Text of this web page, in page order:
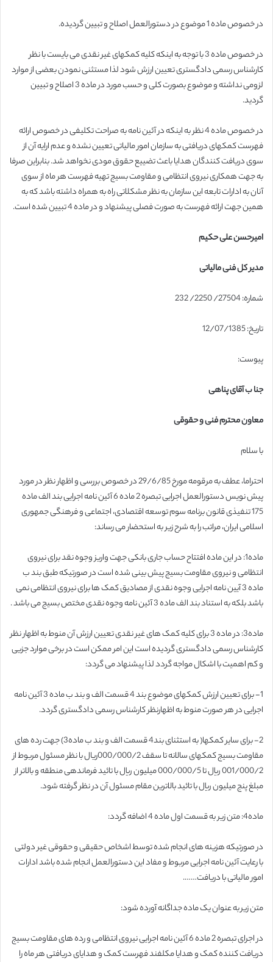
در خصوص ماده 1 موضوع در دستورالعمل اصلاح و تبیین گردیده.
در خصوص ماده 3 با توجه به اینکه کلیه کمکهای غیر نقدی می بایست با نظر
کارشناس رسمی دادگستری تعیین ارزش شود لذا مستثنی نمودن بعضی از موارد
لزومی نداشته و موضوع بصورت کلی و حسب مورد در ماده 3 اصلاح و تبیین
گردید.
در خصوص ماده 4 نظر به اینکه در آئین نامه به صراحت تکلیفی در خصوص ارائه
فهرست کمکهای دریافتی به سازمان امور مالیاتی تعیین نشده و عدم ارایه آن از
سوی دریافت کنندگان هدایا باعث تضییع حقوق مودی نخواهد شد. بنابراین صرفا
به جهت همکاری نیروی انتظامی و مقاومت بسیج تهیه فهرست هر ماه از سوی
آنان به ادارات تابعه این سازمان به نظر مشکلاتی راه به همراه داشته باشد که به
همین جهت ارائه فهرست به صورت فصلی پیشنهاد و در ماده 4 تبیین شده است.
امیرحسن علی حکیم
مدیر کل فنی مالیاتی
شماره: 27504/ 2250/ 232
تاریخ: 12/07/1385
پیوست:
جنا ب آقای پناهی
معاون محترم فنی و حقوقی
با سلام
احتراما، عطف به مرقومه مورخ 29/6/85 در خصوص بررسی و اظهار نظر در مورد
پیش نویس دستورالعمل اجرایی تبصره 2 ماده 6 آئین نامه اجرایی بند الف ماده
175 تنفیذی قانون برنامه سوم توسعه اقتصادی، اجتماعی و فرهنگی جمهوری
اسلامی ایران، مراتب را به شرح زیر به استحضار می رساند:
ماده1: در این ماده افتتاح حساب جاری بانکی جهت واریز وجوه نقد برای نیروی
انتظامی و نیروی مقاومت بسیج پیش بینی شده است در صورتیکه طبق بند ب
ماده 3 آیین نامه اجرایی وجوه نقدی از مصادیق کمک ها برای نیروی انتظامی نمی
باشد بلکه به استناد بند الف ماده 3 آئین نامه وجوه نقدی مختص بسیج می باشد .
ماده3: در ماده 3 برای کلیه کمک های غیر نقدی تعیین ارزش آن منوط به اظهار نظر
کارشناس رسمی دادگستری گردیده است این امر ممکن است در برخی موارد جزیی
و کم اهمیت با اشکال مواجه گردد لذا پیشنهاد می گردد:
1- برای تعیین ارزش کمکهای موضوع بند 4 قسمت الف و بند ب ماده 3 آئین نامه
اجرایی در هر صورت منوط به اظهارنظر کارشناس رسمی دادگستری گردد.
2- برای سایر کمکها( به استثنای بند4 قسمت الف و بند ب ماده3) جهت رده های
مقاومت بسیج کمکهای سالانه تا سقف 000/000/2ریال با نظر مسئول مربوط از
001/000/2 ریال تا 000/000/5 میلیون ریال با تائید فرماندهی منطقه و بالاتر از
مبلغ پنج میلیون ریال با تائید بالاترین مقام مسئول آن در نظر گرفته شود.
ماده4: متن زیر به قسمت اول ماده 4 اضافه گردد:
در صورتیکه هزینه های انجام شده توسط اشخاص حقیقی و حقوقی غیر دولتی
با رعایت آئین نامه اجرایی مربوط و مفاد این دستورالعمل انجام شده باشد ادارات
امور مالیاتی با دریافت…….
متن زیر به عنوان یک ماده جداگانه آورده شود:
در اجرای تبصره 2 ماده 6 آئین نامه اجرایی نیروی انتظامی و رده های مقاومت بسیج
دریافت کننده کمک و هدایا مکلفند فهرست کمک و هدایای دریافتی هر ماه را